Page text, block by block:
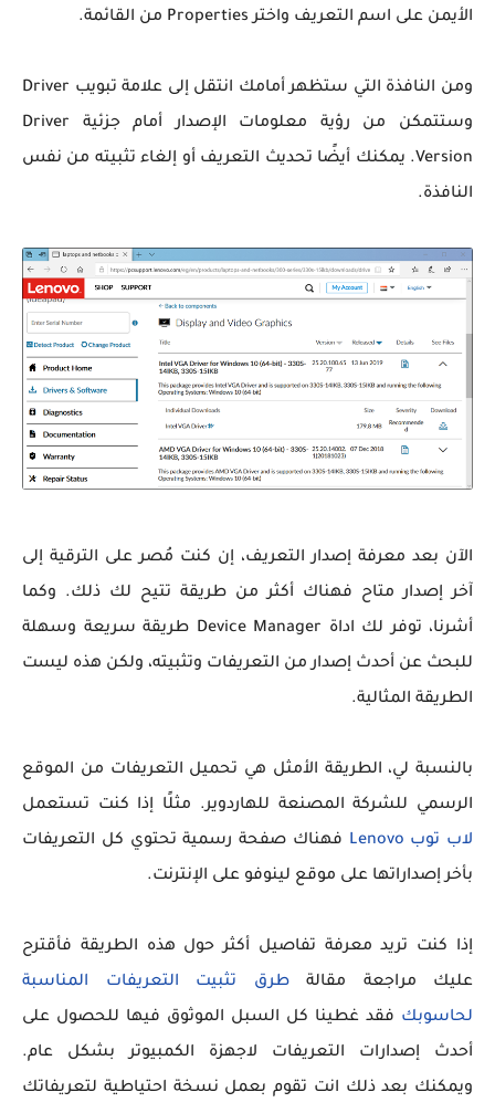
الأيمن على اسم التعريف واختر Properties من القائمة.
ومن النافذة التي ستظهر أمامك انتقل إلى علامة تبويب Driver
وستتمكن من رؤية معلومات الإصدار أمام جزئية Driver
Version. يمكنك أيضًا تحديث التعريف أو إلغاء تثبيته من نفس
النافذة.
الآن بعد معرفة إصدار التعريف، إن كنت مُصر على الترقية إلى
آخر إصدار متاح فهناك أكثر من طريقة تتيح لك ذلك. وكما
أشرنا، توفر لك اداة Device Manager طريقة سريعة وسهلة
للبحث عن أحدث إصدار من التعريفات وتثبيته، ولكن هذه ليست
الطريقة المثالية.
بالنسبة لي، الطريقة الأمثل هي تحميل التعريفات من الموقع
الرسمي للشركة المصنعة للهاردوير. مثلًا إذا كنت تستعمل
لاب توب Lenovo
فهناك صفحة رسمية تحتوي كل التعريفات
بأخر إصداراتها على موقع لينوفو على الإنترنت.
إذا كنت تريد معرفة تفاصيل أكثر حول هذه الطريقة فأقترح
عليك مراجعة مقالةطرق تثبيت التعريفات المناسبة
لحاسوبك فقد غطينا كل السبل الموثوق فيها للحصول على
أحدث إصدارات التعريفات لاجهزة الكمبيوتر بشكل عام.
ويمكنك بعد ذلك انت تقوم بعمل نسخة احتياطية لتعريفاتك